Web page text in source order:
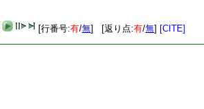
[行番号:有/無] [返り点:有/無] [CITE]